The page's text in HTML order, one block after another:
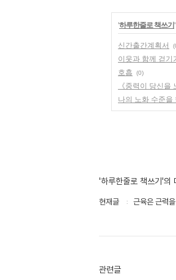
'하루한줄로 책쓰기
신간출간계획서
이웃과 함께 걷기
호흡 (0)
《중력이 당신을
나의 노화 수준을
'하루한줄로 책쓰기'의
현재글 근육은 근력
관련글